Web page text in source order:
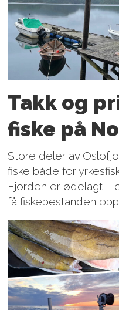
Takk og
fiske på
Store deler av
fiske både for
Fjorden er ødelagt –
få fiskebestanden